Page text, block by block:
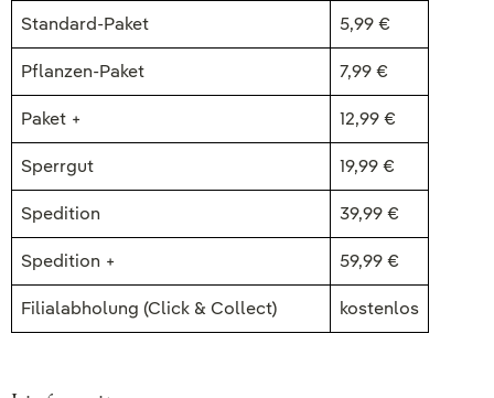
Standard-Paket 5,99 €
Pflanzen-Paket 7,99 €
Paket + 12,99 €
Sperrgut 19,99 €
Spedition 39,99 €
Spedition + 59,99 €
Filialabholung (Click & Collect) kostenlos